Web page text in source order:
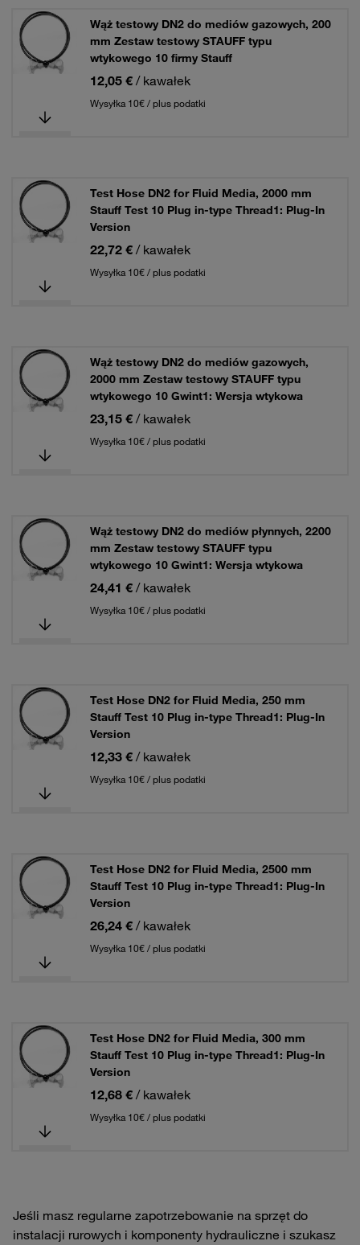
Wąż testowy DN2 do mediów gazowych, 200
mm Zestaw testowy STAUFF typu
wtykowego 10 firmy Stauff
12,05 € / kawałek
Wysyłka 10€ / plus podatki
Test Hose DN2 for Fluid Media, 2000 mm
Stauff Test 10 Plug in-type Thread1: Plug-In
Version
22,72 € / kawałek
Wysyłka 10€ / plus podatki
Wąż testowy DN2 do mediów gazowych,
2000 mm Zestaw testowy STAUFF typu
wtykowego 10 Gwint1: Wersja wtykowa
23,15 € / kawałek
Wysyłka 10€ / plus podatki
Wąż testowy DN2 do mediów płynnych, 2200
mm Zestaw testowy STAUFF typu
wtykowego 10 Gwint1: Wersja wtykowa
24,41 € / kawałek
Wysyłka 10€ / plus podatki
Test Hose DN2 for Fluid Media, 250 mm
Stauff Test 10 Plug in-type Thread1: Plug-In
Version
12,33 € / kawałek
Wysyłka 10€ / plus podatki
Test Hose DN2 for Fluid Media, 2500 mm
Stauff Test 10 Plug in-type Thread1: Plug-In
Version
26,24 € / kawałek
Wysyłka 10€ / plus podatki
Test Hose DN2 for Fluid Media, 300 mm
Stauff Test 10 Plug in-type Thread1: Plug-In
Version
12,68 € / kawałek
Wysyłka 10€ / plus podatki
Jeśli masz regularne zapotrzebowanie na sprzęt do
instalacji rurowych i komponenty hydrauliczne i szukasz